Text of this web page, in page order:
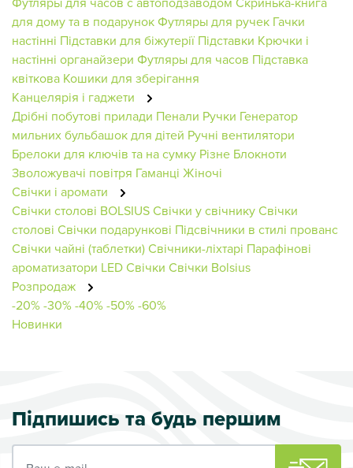
для дому та в подарунокФутляры для ручек Гачки
настінні Підставки для біжутерії Підставки Крючки і
настінні органайзери Футляры для часов Підставка
квіткова Кошики для зберігання
Канцелярія і гаджети
Дрібні побутові прилади Пенали Ручки Генератор
мильних бульбашок для дітей Ручні вентилятори
Брелоки для ключів та на сумку Різне Блокноти
Зволожувачі повітря Гаманці Жіночі
Свічки і аромати
Свічки столові BOLSIUSСвічки у свічникуСвічки
столові Свічки подарункові Підсвічники в стилі прованс
Свічки чайні (таблетки)Свічники-ліхтарі Парафінові
ароматизатори LED Свічки Свічки Bolsius
Розпродаж
-20%-30%-40%-50%-60%
Новинки
Підпишись та будь першим